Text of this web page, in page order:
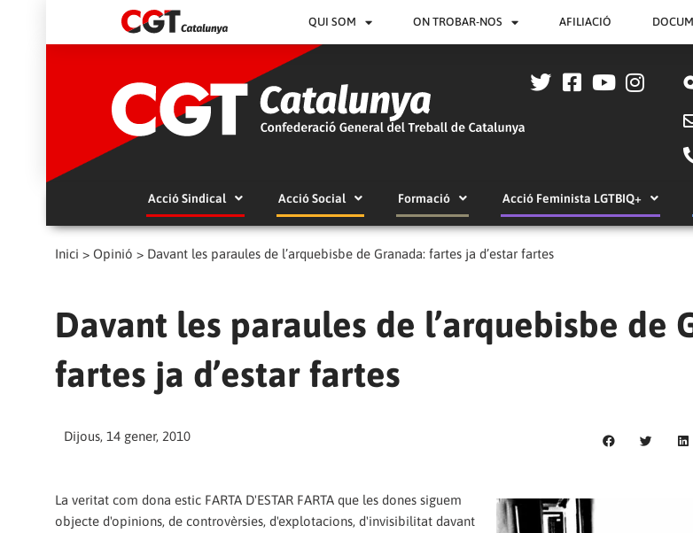
QUI SOM ON TROBAR-NOS AFILIACIÓ
Acció Sindical Acció Social Formació Acció Feminista LGTBIQ+
Inici > Opinió > Davant les paraules de l’arquebisbe de Granada: fartes ja d’estar fartes
Davant les paraules de l’arquebisbe de
fartes ja d’estar fartes
Dijous, 14 gener, 2010
La veritat com dona estic FARTA D'ESTAR FARTA que les dones siguem
objecte d'opinions, de controvèrsies, d'explotacions, d'invisibilitat davant